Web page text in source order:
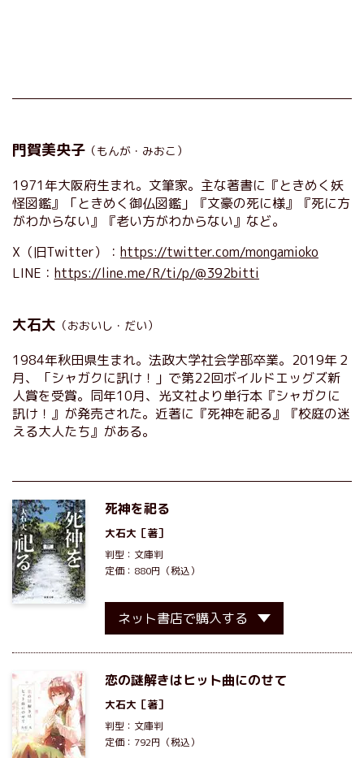
門賀美央子 （もんが・みおこ）
1971年大阪府生まれ。文筆家。主な著書に『ときめく妖
怪図鑑』「ときめく御仏図鑑」『文豪の死に様』『死に方
がわからない』『老い方がわからない』など。
X（旧Twitter）： https://twitter.com/mongamioko
LINE： https://line.me/R/ti/p/@392bitti
大石大 （おおいし・だい）
1984年秋田県生まれ。法政大学社会学部卒業。2019年２
月、「シャガクに訊け！」で第22回ボイルドエッグズ新
人賞を受賞。同年10月、光文社より単行本『シャガクに
訊け！』が発売された。近著に『死神を祀る』『校庭の迷
える大人たち』がある。
死神を祀る
大石大 ［著］
判型：文庫判
定価：880円（税込）
ネット書店で購入する
恋の謎解きはヒット曲にのせて
大石大 ［著］
判型：文庫判
定価：792円（税込）